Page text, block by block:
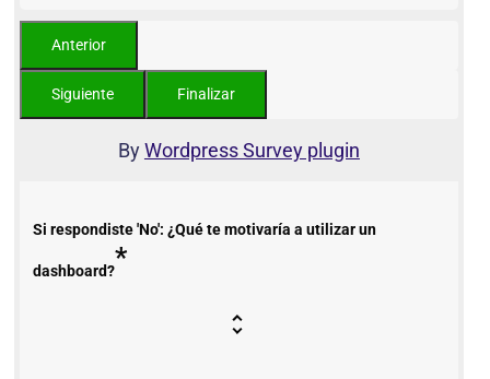
ByWordpress Survey plugin
Si respondiste 'No': ¿Qué te motivaría a utilizar un
dashboard?*